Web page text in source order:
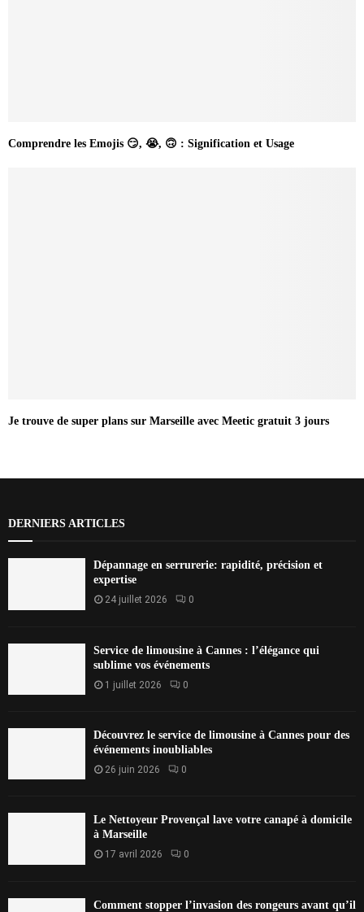
Comprendre les Emojis 😏, 😭, 🙃 : Signification et Usage
Je trouve de super plans sur Marseille avec Meetic gratuit 3 jours
DERNIERS ARTICLES
Dépannage en serrurerie: rapidité, précision et
expertise
24 juillet 2026 0
Service de limousine à Cannes : l’élégance qui
sublime vos événements
1 juillet 2026 0
Découvrez le service de limousine à Cannes pour des
événements inoubliables
26 juin 2026 0
Le Nettoyeur Provençal lave votre canapé à domicile
à Marseille
17 avril 2026 0
Comment stopper l’invasion des rongeurs avant qu’il